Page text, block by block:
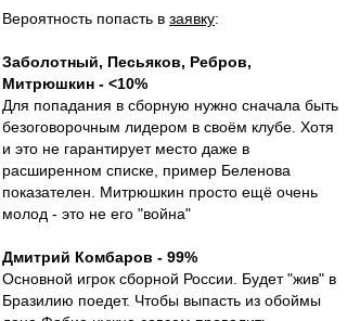
Вероятность попасть в заявку:
Заболотный, Песьяков, Ребров,
Митрюшкин - <10%
Для попадания в сборную нужно сначала быть
безоговорочным лидером в своём клубе. Хотя
и это не гарантирует место даже в
расширенном списке, пример Беленова
показателен. Митрюшкин просто ещё очень
молод - это не его "война"
Дмитрий Комбаров - 99%
Основной игрок сборной России. Будет "жив" в
Бразилию поедет. Чтобы выпасть из обоймы